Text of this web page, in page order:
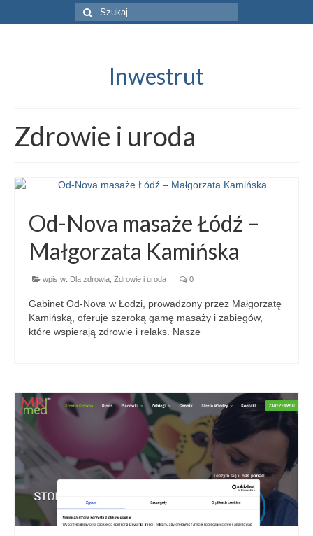
Szuklaj
w:
Inwestrut
Zdrowie i uroda
Od-Nova masaże Łódź –
Małgorzata Kamińska
wpis w: Dla zdrowia Zdrowie i uroda | 0
Gabinet Od-Nova w Łodzi, prowadzony przez Małgorzatę
Kamińską, oferuje szeroką gamę masaży i zabiegów,
które wspierają zdrowie i relaks. Nasze